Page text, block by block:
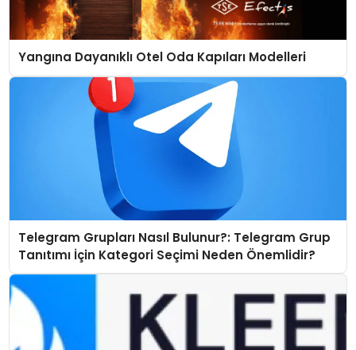
Yangına Dayanıklı Otel Oda Kapıları Modelleri
Telegram Grupları Nasıl Bulunur?: Telegram Grup
Tanıtımı İçin Kategori Seçimi Neden Önemlidir?